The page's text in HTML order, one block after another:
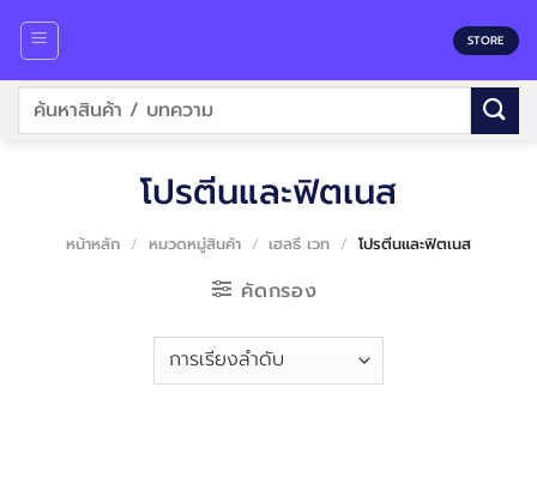
content
STORE
ค้นหา:
โปรตีนและฟิตเนส
หน้าหลัก / หมวดหมู่สินค้า / เฮลธี เวท / โปรตีนและฟิตเนส
คัดกรอง